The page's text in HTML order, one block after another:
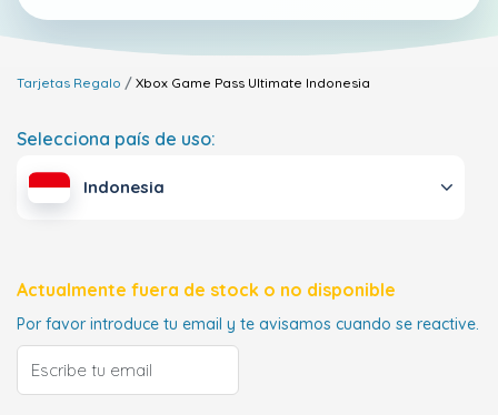
Tarjetas Regalo Xbox Game Pass Ultimate Indonesia
Selecciona país de uso:
Indonesia
Actualmente fuera de stock o no disponible
Por favor introduce tu email y te avisamos cuando se reactive.